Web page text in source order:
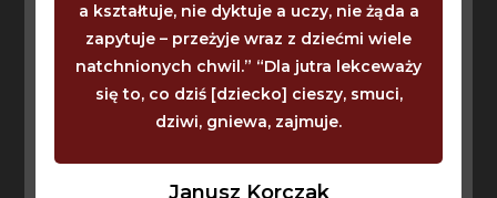
a kształtuje, nie dyktuje a uczy, nie żąda a
zapytuje – przeżyje wraz z dziećmi wiele
natchnionych chwil.” “Dla jutra lekceważy
się to, co dziś [dziecko] cieszy, smuci,
dziwi, gniewa, zajmuje.
Janusz Korczak